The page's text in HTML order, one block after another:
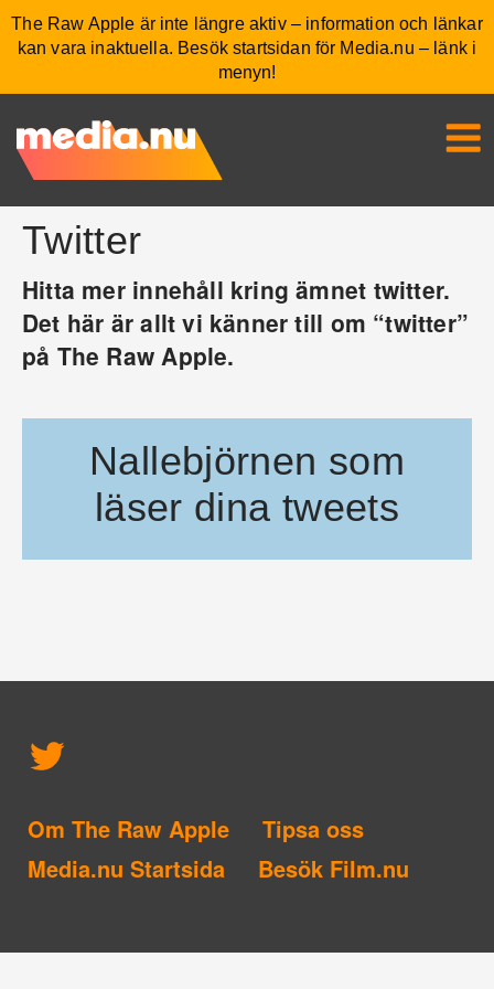
The Raw Apple är inte längre aktiv – information och länkar
kan vara inaktuella. Besök startsidan för Media.nu – länk i
menyn!
Twitter
Hitta mer innehåll kring ämnet twitter.
Det här är allt vi känner till om “twitter”
på The Raw Apple.
Nallebjörnen som
läser dina tweets
Har du svårt att hinna med att läsa dina tweets? Då bör du
Om The Raw Apple
Tipsa oss
Media.nu Startsida
Besök Film.nu